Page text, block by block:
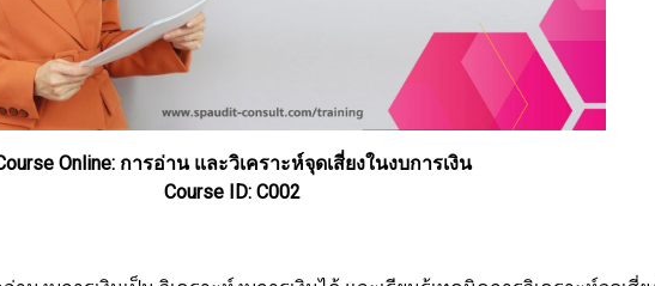
Online: การอ่าน และวิเคราะห์จุดเสี่ยงในงบการเงิน
Course ID: C002